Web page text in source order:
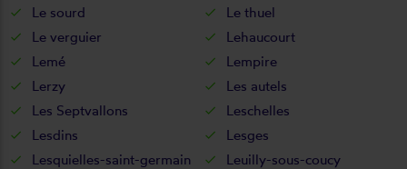
Le sourd
Le thuel
Le verguier
Lehaucourt
Lemé
Lempire
Lerzy
Les autels
Les Septvallons
Leschelles
Lesdins
Lesges
Lesquielles-saint-germain
Leuilly-sous-coucy